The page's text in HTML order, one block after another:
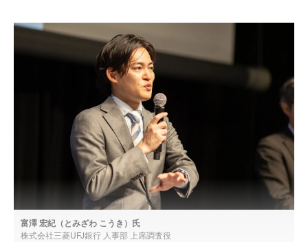
富澤 宏紀（とみざわ こうき）氏
株式会社三菱UFJ銀行 人事部 上席調査役